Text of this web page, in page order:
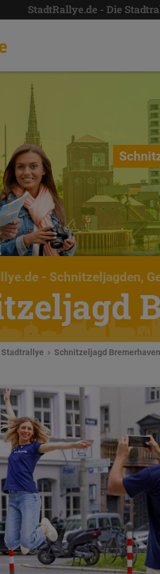
StadtRallye.de - Die
- Schnitzeljagden,
Schnitzeljagd Bremerhaven